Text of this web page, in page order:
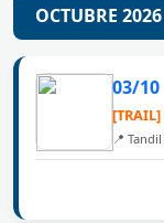
OCTUBRE 2026
03/10
[TRAIL]
📍 Tandil